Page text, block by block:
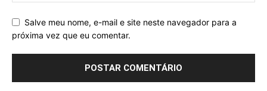
Salve meu nome, e-mail e site neste navegador para a
próxima vez que eu comentar.